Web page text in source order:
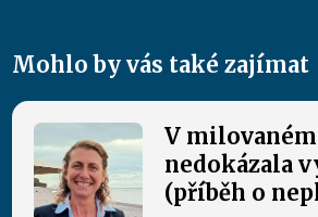
Mohlo by vás také zajímat
V
nedokázala
(příběh o